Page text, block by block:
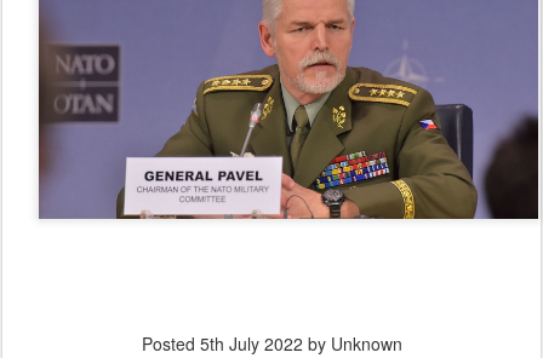
Posted 5th July 2022 by Unknown